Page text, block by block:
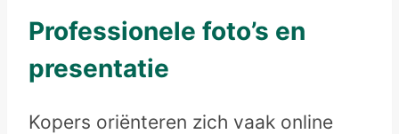
Professionele foto’s en
presentatie
Kopers oriënteren zich vaak online